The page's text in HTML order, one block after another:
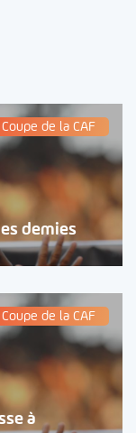
Coupe de la CAF
demies
Coupe de la CAF
à